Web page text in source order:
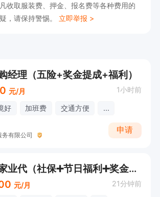
一定的了解，能够提供专业的产品
精神，能够在压力下保持积极的工
收取服装费、押金、报名费等各种费用的
，请保持警惕。 立即举报 >
经理（五险+奖金提成+福利）
元/月 1小时前
好 加班费 交通方便 ...
有限公司
申请
古井贡酒厂家业代（社保➕节日福利➕奖金）可直接打电话
元/月 21分钟前